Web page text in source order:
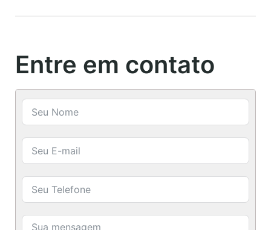
Entre em contato